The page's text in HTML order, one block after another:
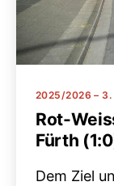
Kategorien
2025/2026 – 3.
Rot-
Fürth
Dem Ziel